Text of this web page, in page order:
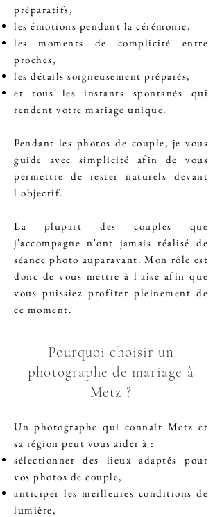
préparatifs,
les émotions pendant la cérémonie,
les moments de complicité entre
proches,
les détails soigneusement préparés,
et tous les instants spontanés qui
rendent votre mariage unique.
Pendant les photos de couple, je vous
guide avec simplicité afin de vous
permettre de rester naturels devant
l'objectif.
La plupart des couples que
j'accompagne n'ont jamais réalisé de
séance photo auparavant. Mon rôle est
donc de vous mettre à l'aise afin que
vous puissiez profiter pleinement de
ce moment.
Pourquoi choisir un
photographe de mariage à
Metz ?
Un photographe qui connaît Metz et
sa région peut vous aider à :
sélectionner des lieux adaptés pour
vos photos de couple,
anticiper les meilleures conditions de
lumière,